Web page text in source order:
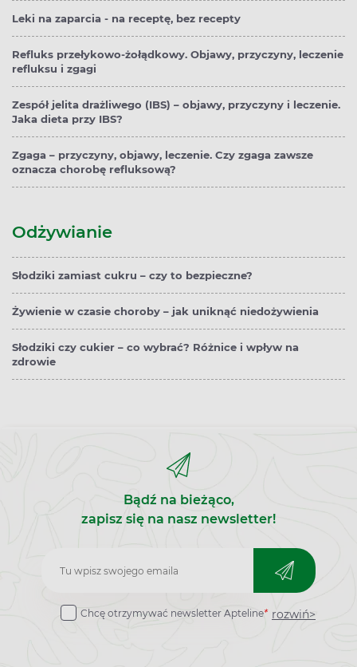
Leki na zaparcia - na receptę, bez recepty
Refluks przełykowo-żołądkowy. Objawy, przyczyny, leczenie
refluksu i zgagi
Zespół jelita drażliwego (IBS) – objawy, przyczyny i leczenie.
Jaka dieta przy IBS?
Zgaga – przyczyny, objawy, leczenie. Czy zgaga zawsze
oznacza chorobę refluksową?
Odżywianie
Słodziki zamiast cukru – czy to bezpieczne?
Żywienie w czasie choroby – jak uniknąć niedożywienia
Słodziki czy cukier – co wybrać? Różnice i wpływ na
zdrowie
Bądź na bieżąco,
zapisz się na nasz newsletter!
Zapisz
do
Chcę otrzymywać newsletter Apteline* rozwiń>